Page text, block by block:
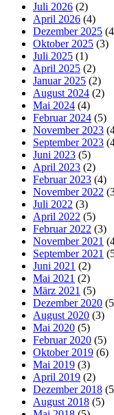
Juli 2026 (2)
April 2026 (4)
Dezember 2025
Oktober 2025 (3)
Juli 2025 (1)
April 2025 (2)
Januar 2025 (2)
August 2024 (2)
Mai 2024 (4)
Februar 2024 (5)
November 2023
September 2023
Juni 2023 (5)
April 2023 (2)
Februar 2023 (4)
November 2022
Juli 2022 (3)
April 2022 (5)
Februar 2022 (3)
November 2021
September 2021
Juni 2021 (2)
Mai 2021 (2)
März 2021 (5)
Dezember 2020
August 2020 (3)
Mai 2020 (5)
Februar 2020 (5)
Oktober 2019 (6)
Mai 2019 (3)
April 2019 (2)
Dezember 2018
August 2018 (5)